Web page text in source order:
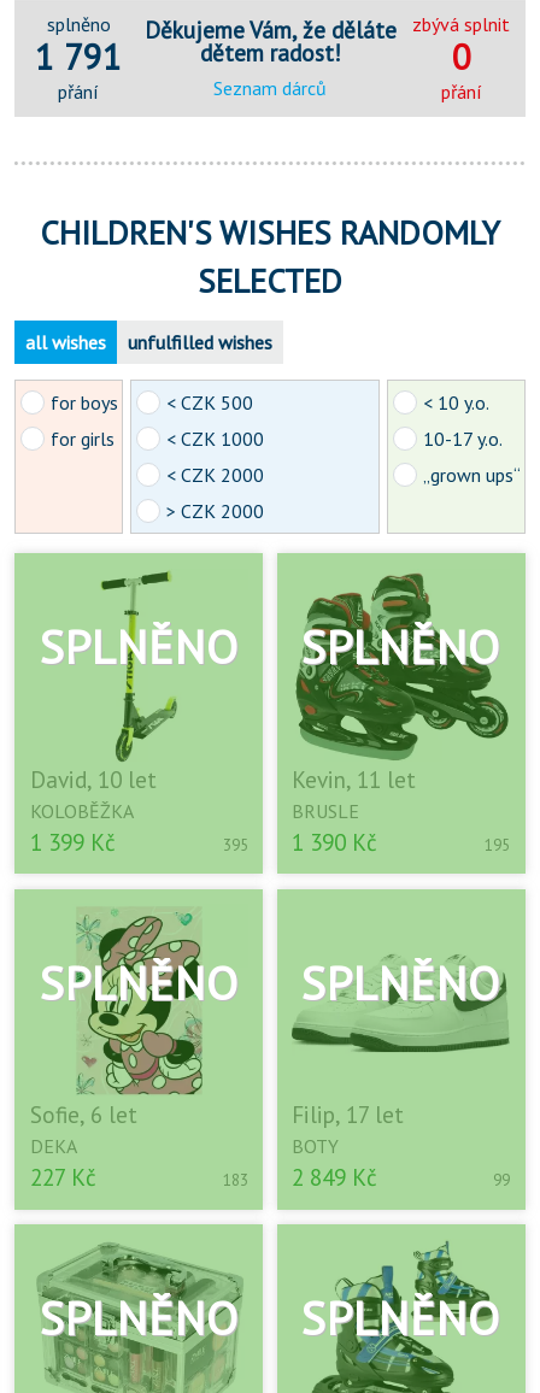
splněno
1 791
přání
Děkujeme Vám, že děláte
dětem radost!
Seznam dárců
zbývá splnit
0
přání
CHILDREN'S WISHES RANDOMLY
SELECTED
all wishes unfulfilled wishes
for boys
for girls
< CZK 500
< CZK 1000
< CZK 2000
> CZK 2000
< 10 y.o.
10-17 y.o.
„grown ups“
David, 10 let
KOLOBĚŽKA
1 399 Kč 395
Kevin, 11 let
BRUSLE
1 390 Kč 195
Sofie, 6 let
DEKA
227 Kč 183
Filip, 17 let
BOTY
2 849 Kč 99